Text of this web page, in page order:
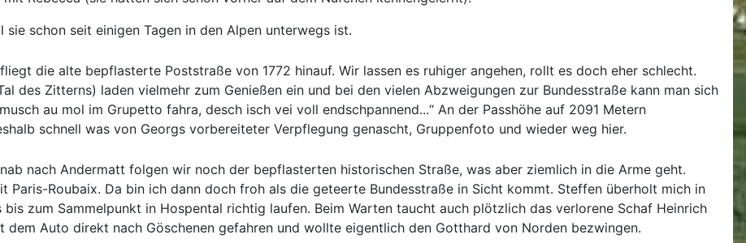
sie schon seit einigen Tagen in den Alpen unterwegs ist.
die alte bepflasterte Poststraße von 1772 hinauf. Wir lassen es ruhiger angehen, rollt es doch eher schlecht.
des Zitterns) laden vielmehr zum Genießen ein und bei den vielen Abzweigungen zur Bundesstraße kann man sich
au mol im Grupetto fahra, desch isch vei voll endschpannend...“ An der Passhöhe auf 2091 Metern
schnell was von Georgs vorbereiteter Verpflegung genascht, Gruppenfoto und wieder weg hier.
nach Andermatt folgen wir noch der bepflasterten historischen Straße, was aber ziemlich in die Arme geht.
Paris-Roubaix. Da bin ich dann doch froh als die geteerte Bundesstraße in Sicht kommt. Steffen überholt mich in
zum Sammelpunkt in Hospental richtig laufen. Beim Warten taucht auch plötzlich das verlorene Schaf Heinrich
dem Auto direkt nach Göschenen gefahren und wollte eigentlich den Gotthard von Norden bezwingen.